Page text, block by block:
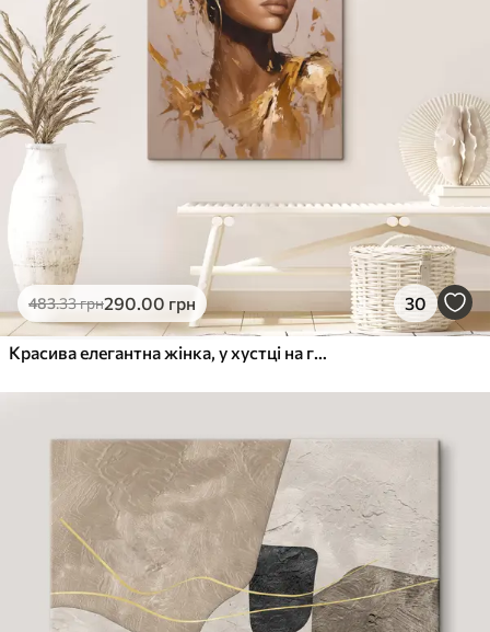
483.33грн290.00 грн 30
Красива елегантна жінка, у хустці на голові